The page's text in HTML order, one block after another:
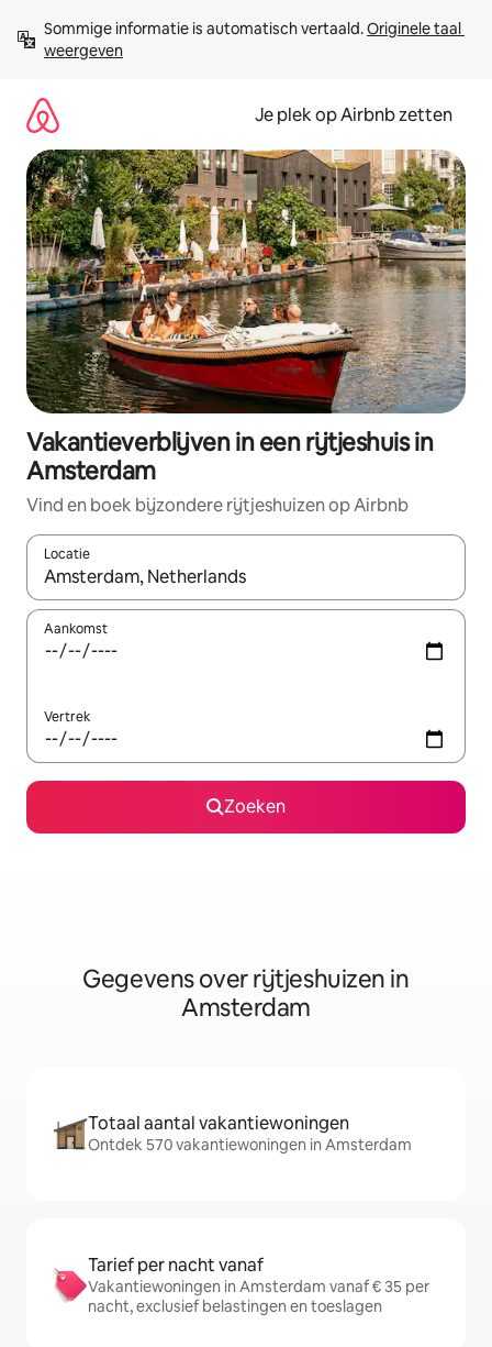
direct
naar
Sommige informatie is automatisch vertaald. Originele taal
weergeven
Je plek op Airbnb zetten
Vakantieverblijven in een rijtjeshuis in
Amsterdam
Vind en boek bijzondere rijtjeshuizen op Airbnb
Locatie
Wanneer er resultaten beschikbaar zijn, maak je een keuze
Aankomst
Vertrek
Zoeken
Gegevens over rijtjeshuizen in
Amsterdam
Totaal aantal vakantiewoningen
Ontdek 570 vakantiewoningen in Amsterdam
Tarief per nacht vanaf
Vakantiewoningen in Amsterdam vanaf € 35 per
nacht, exclusief belastingen en toeslagen